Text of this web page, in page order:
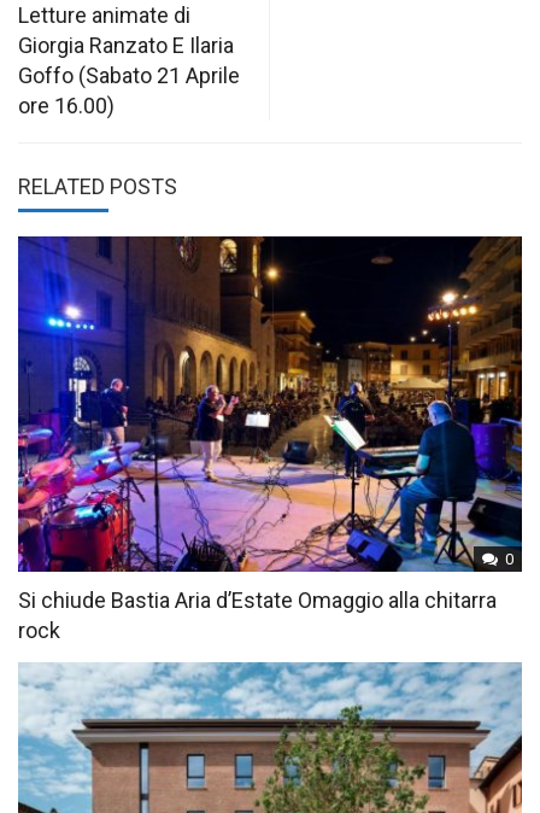
Letture animate di
Giorgia Ranzato E Ilaria
Goffo (Sabato 21 Aprile
ore 16.00)
RELATED POSTS
0
Si chiude Bastia Aria d’Estate Omaggio alla chitarra
rock